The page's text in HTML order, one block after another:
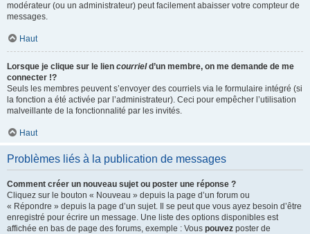
modérateur (ou un administrateur) peut facilement abaisser votre compteur de
messages.
Haut
Lorsque je clique sur le lien courrield’un membre, on me demande de me
connecter !?
Seuls les membres peuvent s’envoyer des courriels via le formulaire intégré (si
la fonction a été activée par l’administrateur). Ceci pour empêcher l’utilisation
malveillante de la fonctionnalité par les invités.
Haut
Problèmes liés à la publication de messages
Comment créer un nouveau sujet ou poster une réponse ?
Cliquez sur le bouton « Nouveau » depuis la page d’un forum ou
« Répondre » depuis la page d’un sujet. Il se peut que vous ayez besoin d’être
enregistré pour écrire un message. Une liste des options disponibles est
affichée en bas de page des forums, exemple : Vous pouvez poster de